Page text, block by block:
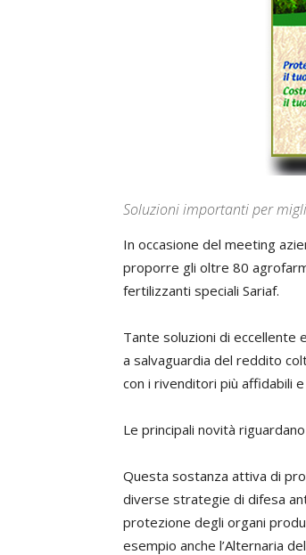
Soluzioni importanti per
In occasione del meeting
proporre gli oltre 80
fertilizzanti speciali Sariaf.
Tante soluzioni di eccellente
a salvaguardia del reddito
con i rivenditori più affidabili
Le principali novità
Questa sostanza attiva di
diverse strategie di difesa
protezione degli organi
esempio anche l’Alternaria